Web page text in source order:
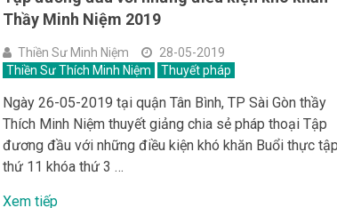
Thầy Minh Niệm 2019
Thiền Sư Minh Niệm
28-05-2019
Thiền Sư Thích Minh Niệm
Thuyết pháp
Ngày 26-05-2019 tại quận Tân Bình, TP Sài Gòn thầy
Thích Minh Niệm thuyết giảng chia sẻ pháp thoại Tập
đương đầu với những điều kiện khó khăn Buổi thực tập
thứ 11 khóa thứ 3 …
Xem tiếp